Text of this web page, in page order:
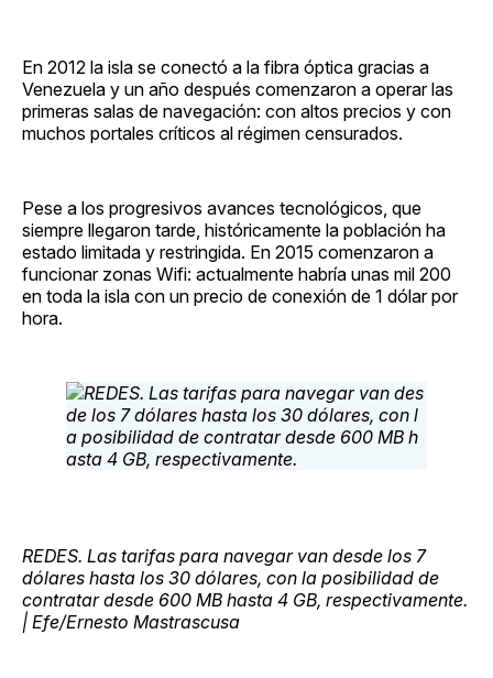
En 2012 la isla se conectó a la fibra óptica gracias a
Venezuela y un año después comenzaron a operar las
primeras salas de navegación: con altos precios y con
muchos portales críticos al régimen censurados.
Pese a los progresivos avances tecnológicos, que
siempre llegaron tarde, históricamente la población ha
estado limitada y restringida. En 2015 comenzaron a
funcionar zonas Wifi: actualmente habría unas mil 200
en toda la isla con un precio de conexión de 1 dólar por
hora.
REDES. Las tarifas para navegar van desde los 7
dólares hasta los 30 dólares, con la posibilidad de
contratar desde 600 MB hasta 4 GB, respectivamente.
| Efe/Ernesto Mastrascusa